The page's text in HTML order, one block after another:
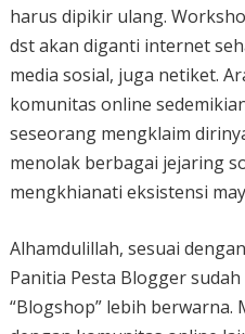
harus dipikir ulang.
dst akan diganti internet
media sosial, juga netiket.
komunitas online
seseorang mengklaim
menolak berbagai jejaring
mengkhianati eksistensi
Alhamdulillah, sesuai
Panitia Pesta Blogger
“Blogshop” lebih berwarna.